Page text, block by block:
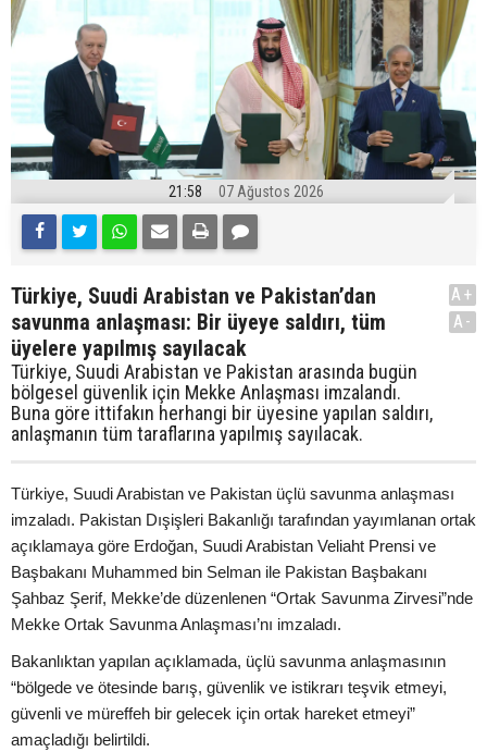
21:58 07 Ağustos 2026
Türkiye, Suudi Arabistan ve Pakistan’dan
savunma anlaşması: Bir üyeye saldırı, tüm
üyelere yapılmış sayılacak
Türkiye, Suudi Arabistan ve Pakistan arasında bugün
bölgesel güvenlik için Mekke Anlaşması imzalandı.
Buna göre ittifakın herhangi bir üyesine yapılan saldırı,
anlaşmanın tüm taraflarına yapılmış sayılacak.
A+
A-
Türkiye, Suudi Arabistan ve Pakistan üçlü savunma anlaşması
imzaladı. Pakistan Dışişleri Bakanlığı tarafından yayımlanan ortak
açıklamaya göre Erdoğan, Suudi Arabistan Veliaht Prensi ve
Başbakanı Muhammed bin Selman ile Pakistan Başbakanı
Şahbaz Şerif, Mekke’de düzenlenen “Ortak Savunma Zirvesi”nde
Mekke Ortak Savunma Anlaşması’nı imzaladı.
Bakanlıktan yapılan açıklamada, üçlü savunma anlaşmasının
“bölgede ve ötesinde barış, güvenlik ve istikrarı teşvik etmeyi,
güvenli ve müreffeh bir gelecek için ortak hareket etmeyi”
amaçladığı belirtildi.